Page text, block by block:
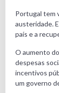
Portugal tem
austeridade.
país e a
O aumento
despesas
incentivos
um governo